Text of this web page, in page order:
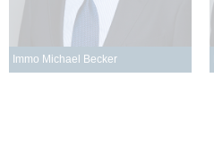
Immo Michael Becker